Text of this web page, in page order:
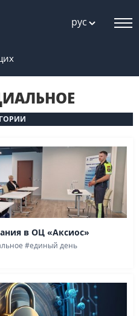
рус
в ОЦ «Аксиос»
#единый день